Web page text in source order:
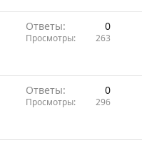
Ответы 0
Просмотры 263
Ответы 0
Просмотры 296